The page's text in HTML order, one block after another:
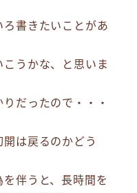
ろ書きたいことがあ
うかな、と思いま
だったので・・・
は戻るのかどう
伴うと、長時間を